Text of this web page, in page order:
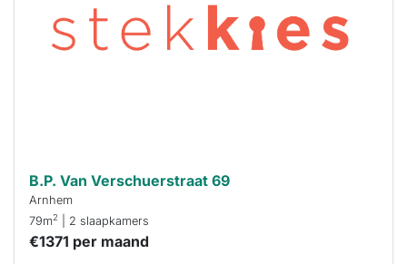
binnen 15
minuten
reageren.
Stekkies helpt
B.P. Van Verschuerstraat 69
Arnhem
79m2 | 2 slaapkamers
€1371 per maand